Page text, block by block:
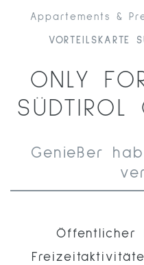
Appartements &
VORTEILSKARTE
ONLY
SÜDTIROL
Genießer
Öffentlicher